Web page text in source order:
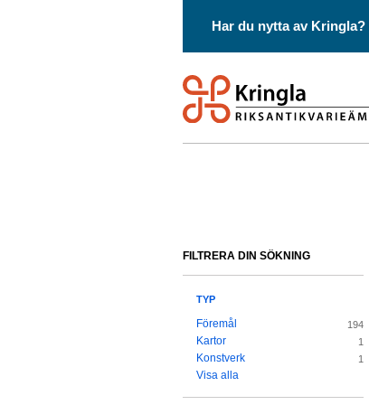
Har du nytta av Kringla?
FILTRERA DIN SÖKNING
TYP
Föremål 194
Kartor 1
Konstverk 1
Visa alla